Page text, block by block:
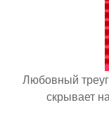
Любовный
скрывает